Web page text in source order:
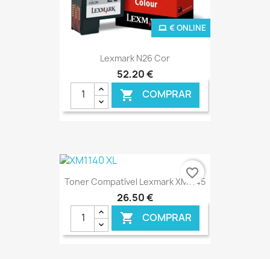
Lexmark N26 Cor
52,20 €
 COMPRAR
€ ONLINE
Toner Compatível Lexmark XM1145
26,50 €
 COMPRAR
favorite_border